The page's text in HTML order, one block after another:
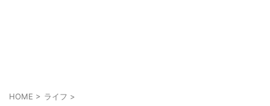
HOME > ライフ >